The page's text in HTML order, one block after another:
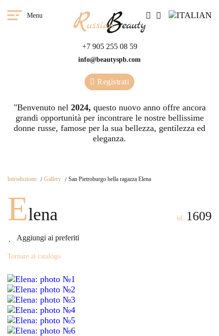
Menu
+7 905 255 08 59
info@beautyspb.com
Registrati
"Benvenuto nel 2024, questo nuovo anno offre ancora
grandi opportunità per incontrare le nostre bellissime
donne russe, famose per la sua bellezza, gentilezza ed
eleganza.
Introduzione Gallery San Pietroburgo bella ragazza Elena
Elena
Aggiungi ai preferiti
id: 1609
Tornare al catalogo